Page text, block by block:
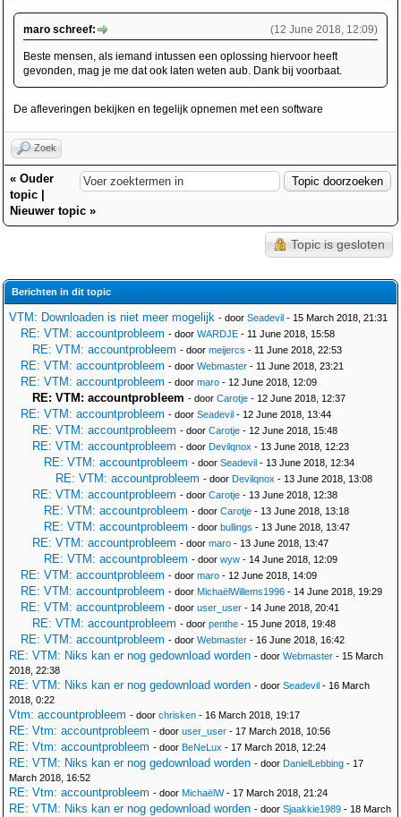
(12 June 2018, 12:09)
maro schreef:
Beste mensen, als iemand intussen een oplossing hiervoor heeft
gevonden, mag je me dat ook laten weten aub. Dank bij voorbaat.
De afleveringen bekijken en tegelijk opnemen met een software
Zoek
« Ouder
topic
Nieuwer topic »
Topic is gesloten
Berichten in dit topic
VTM: Downloaden is niet meer mogelijk - door Seadevil - 15 March 2018, 21:31
RE: VTM: accountprobleem - door WARDJE - 11 June 2018, 15:58
RE: VTM: accountprobleem - door meijercs - 11 June 2018, 22:53
RE: VTM: accountprobleem - door Webmaster - 11 June 2018, 23:21
RE: VTM: accountprobleem - door maro - 12 June 2018, 12:09
RE: VTM: accountprobleem - door Carotje - 12 June 2018, 12:37
RE: VTM: accountprobleem - door Seadevil - 12 June 2018, 13:44
RE: VTM: accountprobleem - door Carotje - 12 June 2018, 15:48
RE: VTM: accountprobleem - door Devilqnox - 13 June 2018, 12:23
RE: VTM: accountprobleem - door Seadevil - 13 June 2018, 12:34
RE: VTM: accountprobleem - door Devilqnox - 13 June 2018, 13:08
RE: VTM: accountprobleem - door Carotje - 13 June 2018, 12:38
RE: VTM: accountprobleem - door Carotje - 13 June 2018, 13:18
RE: VTM: accountprobleem - door bullings - 13 June 2018, 13:47
RE: VTM: accountprobleem - door maro - 13 June 2018, 13:47
RE: VTM: accountprobleem - door wyw - 14 June 2018, 12:09
RE: VTM: accountprobleem - door maro - 12 June 2018, 14:09
RE: VTM: accountprobleem - door MichaëlWillems1996 - 14 June 2018, 19:29
RE: VTM: accountprobleem - door user_user - 14 June 2018, 20:41
RE: VTM: accountprobleem - door penthe - 15 June 2018, 19:48
RE: VTM: accountprobleem - door Webmaster - 16 June 2018, 16:42
RE: VTM: Niks kan er nog gedownload worden - door Webmaster - 15 March
2018, 22:38
RE: VTM: Niks kan er nog gedownload worden - door Seadevil - 16 March
2018, 0:22
Vtm: accountprobleem - door chrisken - 16 March 2018, 19:17
RE: Vtm: accountprobleem - door user_user - 17 March 2018, 10:56
RE: Vtm: accountprobleem - door BeNeLux - 17 March 2018, 12:24
RE: VTM: Niks kan er nog gedownload worden - door DanielLebbing - 17
March 2018, 16:52
RE: Vtm: accountprobleem - door MichaëlW- 17 March 2018, 21:24
RE: VTM: Niks kan er nog gedownload worden - door Sjaakkie1989 - 18 March